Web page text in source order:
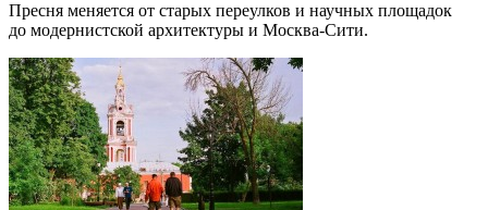
Пресня меняется от старых переулков и научных площадок
до модернистской архитектуры и Москва-Сити.